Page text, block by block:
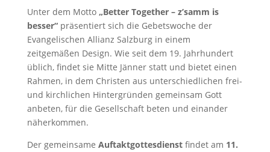
Unter dem Motto „Better Together – z’samm is
besser“präsentiert sich die Gebetswoche der
Evangelischen Allianz Salzburg in einem
zeitgemäßen Design. Wie seit dem 19. Jahrhundert
üblich, findet sie Mitte Jänner statt und bietet einen
Rahmen, in dem Christen aus unterschiedlichen frei-
und kirchlichen Hintergründen gemeinsam Gott
anbeten, für die Gesellschaft beten und einander
näherkommen.
Der gemeinsame Auftaktgottesdienstfindet am 11.